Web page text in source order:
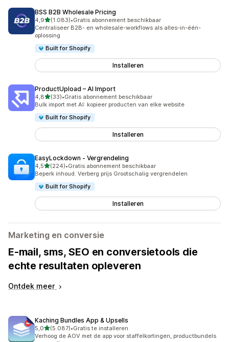
BSS B2B Wholesale Pricing
4,9van 5 sterren
(1.083)
1083 recensies in totaal
•Gratis abonnement beschikbaar
Centraliseer B2B- en wholesale-workflows als alles-in-één-
oplossing
Built for Shopify
Installeren
ProductUpload – AI Import
4,8van 5 sterren
(33)
33 recensies in totaal
•Gratis abonnement beschikbaar
Bulk import met AI: kopieer producten van elke website
Built for Shopify
Installeren
EasyLockdown ‑ Vergrendeling
4,5van 5 sterren
(224)
224 recensies in totaal
•Gratis abonnement beschikbaar
Beperk inhoud. Verberg prijs Grootschalig vergrendelen
Built for Shopify
Installeren
Marketing en conversie
E-mail, sms, SEO en conversietools die
echte resultaten opleveren
Ontdek meer
Kaching Bundles App & Upsells
5,0van 5 sterren
(5.087)
5087 recensies in totaal
•Gratis te installeren
Verhoog de AOV met de app voor staffelkortingen, productbundels